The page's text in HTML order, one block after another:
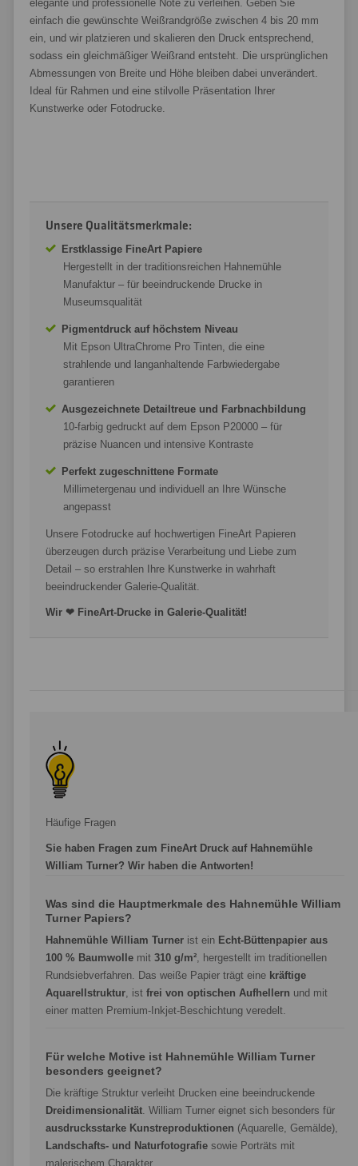
elegante und professionelle Note zu verleihen. Geben Sie
einfach die gewünschte Weißrandgröße zwischen 4 bis 20 mm
ein, und wir platzieren und skalieren den Druck entsprechend,
sodass ein gleichmäßiger Weißrand entsteht. Die ursprünglichen
Abmessungen von Breite und Höhe bleiben dabei unverändert.
Ideal für Rahmen und eine stilvolle Präsentation Ihrer
Kunstwerke oder Fotodrucke.
Unsere Qualitätsmerkmale:
Erstklassige FineArt Papiere
Hergestellt in der traditionsreichen Hahnemühle
Manufaktur – für beeindruckende Drucke in
Museumsqualität
Pigmentdruck auf höchstem Niveau
Mit Epson UltraChrome Pro Tinten, die eine
strahlende und langanhaltende Farbwiedergabe
garantieren
Ausgezeichnete Detailtreue und Farbnachbildung
10-farbig gedruckt auf dem Epson P20000 – für
präzise Nuancen und intensive Kontraste
Perfekt zugeschnittene Formate
Millimetergenau und individuell an Ihre Wünsche
angepasst
Unsere Fotodrucke auf hochwertigen FineArt Papieren
überzeugen durch präzise Verarbeitung und Liebe zum
Detail – so erstrahlen Ihre Kunstwerke in wahrhaft
beeindruckender Galerie-Qualität.
Wir ❤ FineArt-Drucke in Galerie-Qualität!
Häufige Fragen
Sie haben Fragen zum FineArt Druck auf Hahnemühle
William Turner? Wir haben die Antworten!
Was sind die Hauptmerkmale des Hahnemühle William
Turner Papiers?
Hahnemühle William Turner ist ein Echt-Büttenpapier aus
100 % Baumwolle mit 310 g/m², hergestellt im traditionellen
Rundsiebverfahren. Das weiße Papier trägt eine kräftige
Aquarellstruktur, ist frei von optischen Aufhellern und mit
einer matten Premium-Inkjet-Beschichtung veredelt.
Für welche Motive ist Hahnemühle William Turner
besonders geeignet?
Die kräftige Struktur verleiht Drucken eine beeindruckende
Dreidimensionalität. William Turner eignet sich besonders für
ausdrucksstarke Kunstreproduktionen (Aquarelle, Gemälde),
Landschafts- und Naturfotografie sowie Porträts mit
malerischem Charakter.